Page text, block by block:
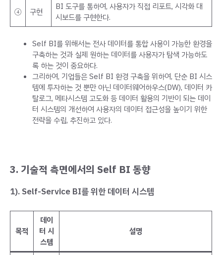
④ 구현
BI 도구를 통하여, 사용자가 직접 리포트, 시각화 대
시보드를 구현한다.
Self BI를 위해서는 전사 데이터를 통합 사용이 가능한 환경을
구축하는 것과 실제 원하는 데이터를 사용자가 탐색 가능하도
록 하는 것이 중요하다.
그리하여, 기업들은 Self BI 환경 구축을 위하여, 단순 BI 시스
템에 투자하는 것 뿐만 아닌 데이터웨어하우스(DW), 데이터 카
탈로그, 메타시스템 고도화 등 데이터 활용의 기반이 되는 데이
터 시스템의 개선하여 사용자의 데이터 접근성을 높이기 위한
전략을 수립, 추진하고 있다.
3. 기술적 측면에서의 Self BI 동향
1). Self-Service BI를 위한 데이터 시스템
목적
데이
터 시
스템
설명